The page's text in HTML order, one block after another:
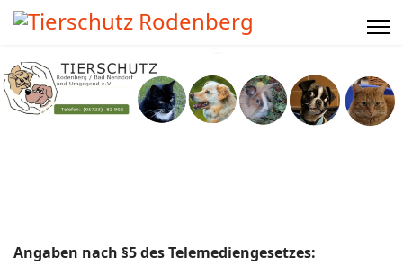
Angaben nach §5 des Telemediengesetzes: